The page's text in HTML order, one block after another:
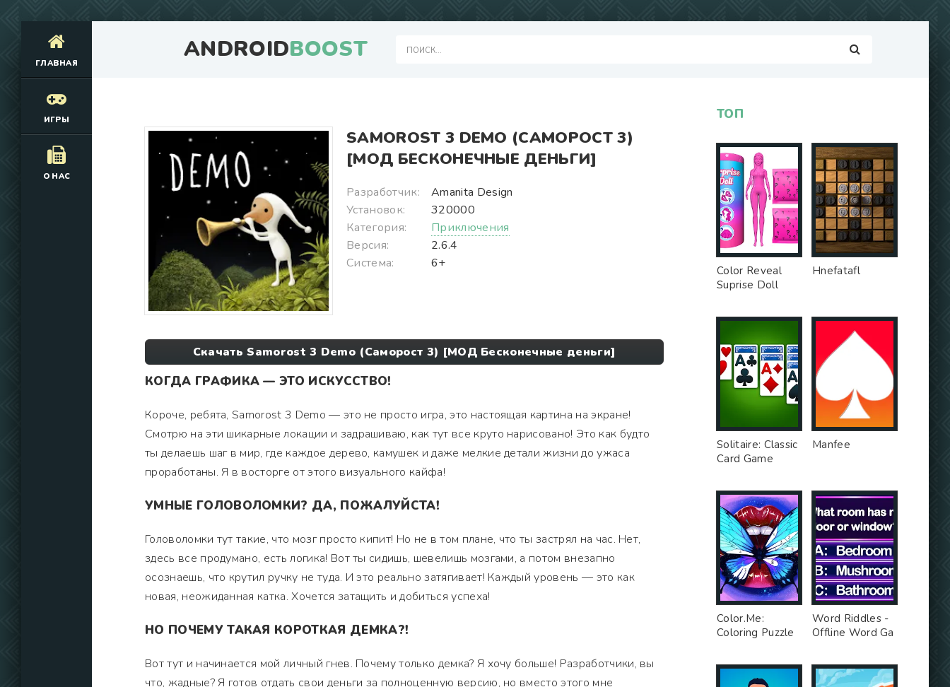
ANDROIDBOOST
ГЛАВНАЯ
ИГРЫ
О НАС
SAMOROST 3 DEMO (САМОРОСТ 3)
[МОД БЕСКОНЕЧНЫЕ ДЕНЬГИ]
Разработчик:
Amanita Design
Установок:
320000
Категория:
Приключения
Версия:
2.6.4
Система:
6+
Скачать Samorost 3 Demo (Саморост 3) [МОД Бесконечные деньги]
КОГДА ГРАФИКА — ЭТО ИСКУССТВО!
Короче, ребята, Samorost 3 Demo — это не просто игра, это настоящая картина на экране!
Смотрю на эти шикарные локации и задрашиваю, как тут все круто нарисовано! Это как будто
ты делаешь шаг в мир, где каждое дерево, камушек и даже мелкие детали жизни до ужаса
проработаны. Я в восторге от этого визуального кайфа!
УМНЫЕ ГОЛОВОЛОМКИ? ДА, ПОЖАЛУЙСТА!
Головоломки тут такие, что мозг просто кипит! Но не в том плане, что ты застрял на час. Нет,
здесь все продумано, есть логика! Вот ты сидишь, шевелишь мозгами, а потом внезапно
осознаешь, что крутил ручку не туда. И это реально затягивает! Каждый уровень — это как
новая, неожиданная катка. Хочется затащить и добиться успеха!
НО ПОЧЕМУ ТАКАЯ КОРОТКАЯ ДЕМКА?!
Вот тут и начинается мой личный гнев. Почему только демка? Я хочу больше! Разработчики, вы
что, жадные? Я готов отдать свои деньги за полноценную версию, но вместо этого мне
ТОП
Color Reveal
Suprise Doll
Hnefatafl
Solitaire: Classic
Card Game
Manfee
Color.Me:
Coloring Puzzle
Word Riddles -
Offline Word Ga